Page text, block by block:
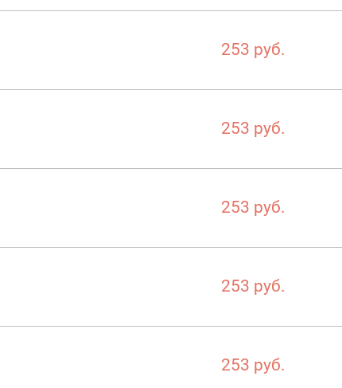
253 руб.
253 руб.
253 руб.
253 руб.
253 руб.